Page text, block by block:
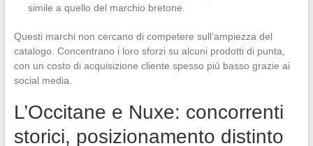
simile a quello del marchio bretone.
Questi marchi non cercano di competere sull’ampiezza del
catalogo. Concentrano i loro sforzi su alcuni prodotti di punta,
con un costo di acquisizione cliente spesso più basso grazie ai
social media.
L’Occitane e Nuxe: concorrenti
storici, posizionamento distinto